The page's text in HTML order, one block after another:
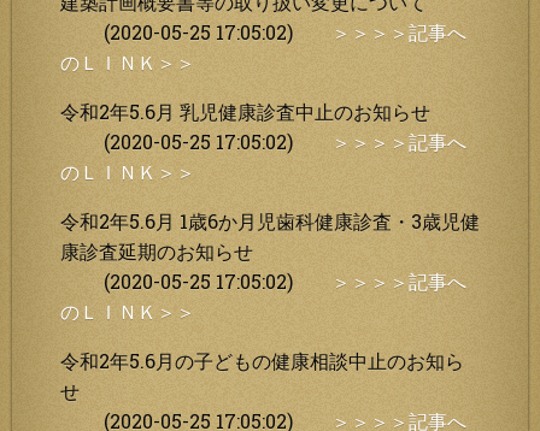
(2020-05-25 17:05:02)
＞＞＞＞記事へ
のＬＩＮＫ＞＞
令和2年5.6月 乳児健康診査中止のお知らせ
(2020-05-25 17:05:02)
＞＞＞＞記事へ
のＬＩＮＫ＞＞
令和2年5.6月 1歳6か月児歯科健康診査・3歳児健
康診査延期のお知らせ
(2020-05-25 17:05:02)
＞＞＞＞記事へ
のＬＩＮＫ＞＞
令和2年5.6月の子どもの健康相談中止のお知ら
せ
(2020-05-25 17:05:02)
＞＞＞＞記事へ